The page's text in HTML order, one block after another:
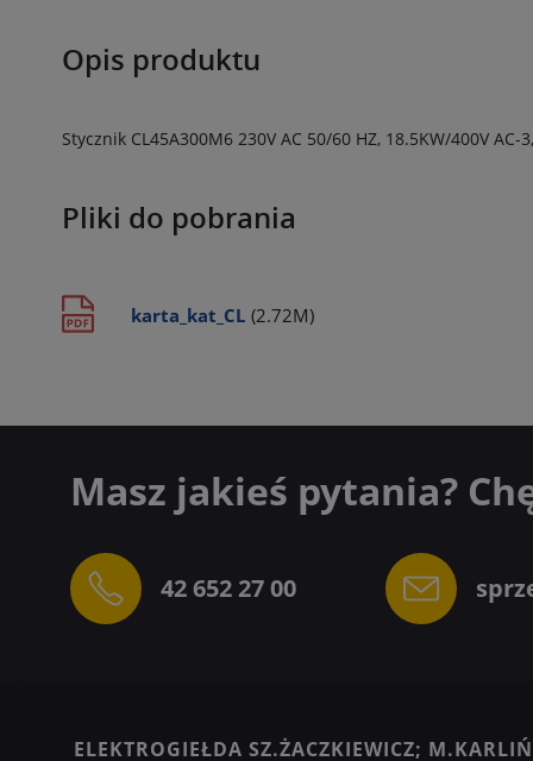
Opis produktu
Stycznik CL45A300M6 230V AC 50/60 HZ, 18.5KW/400V AC-
Pliki do pobrania
karta_kat_CL (2.72M)
Masz jakieś pytania?
42 652 27 00
ELEKTROGIEŁDA SZ.ŻACZKIEWICZ;